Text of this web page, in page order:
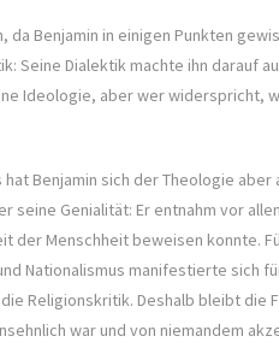
Benjamin in einigen Punkten
Seine Dialektik machte ihn darauf
Ideologie, aber wer widerspricht,
Benjamin sich der Theologie
seine Genialität: Er entnahm vor
der Menschheit beweisen konnte.
Nationalismus manifestierte sich
Religionskritik. Deshalb bleibt die
war und von niemandem